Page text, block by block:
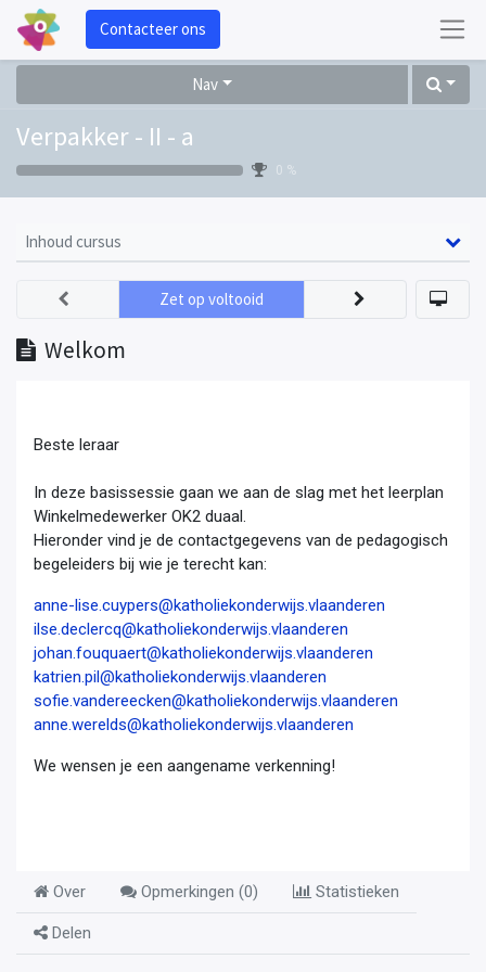
Contacteer ons
Nav
Verpakker - II - a
0 %
Inhoud cursus
Welkom
Zet op voltooid
Beste leraar
In deze basissessie gaan we aan de slag met het leerplan
Winkelmedewerker OK2 duaal.
Hieronder vind je de contactgegevens van de pedagogisch
begeleiders bij wie je terecht kan:
anne-lise.cuypers@katholiekonderwijs.vlaanderen
ilse.declercq@katholiekonderwijs.vlaanderen
johan.fouquaert@katholiekonderwijs.vlaanderen
katrien.pil@katholiekonderwijs.vlaanderen
sofie.vandereecken@katholiekonderwijs.vlaanderen
anne.werelds@katholiekonderwijs.vlaanderen
We wensen je een aangename verkenning!
Over Opmerkingen (0) Statistieken
Delen